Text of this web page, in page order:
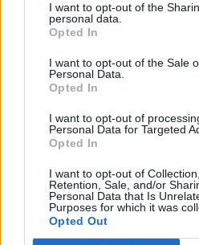
I want to opt-out of the
personal data.
Opted In
I want to opt-out of the Sale
Personal Data.
Opted In
I want to opt-out of
Personal Data for Targeted
Opted In
I want to opt-out of
Retention, Sale, and/or
Personal Data that Is
Purposes for which it was
Opted Out
17.12.21
mushnu4ka
S-Moderator
Здравейте,
Отново ще ви зарадваме